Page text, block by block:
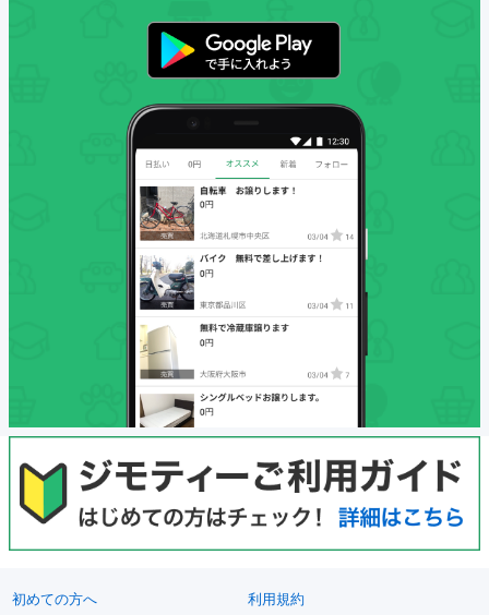
初めての方へ 利用規約